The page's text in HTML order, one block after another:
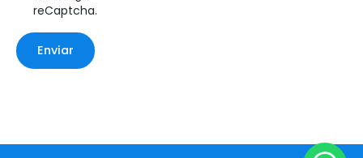
reCaptcha.
Enviar